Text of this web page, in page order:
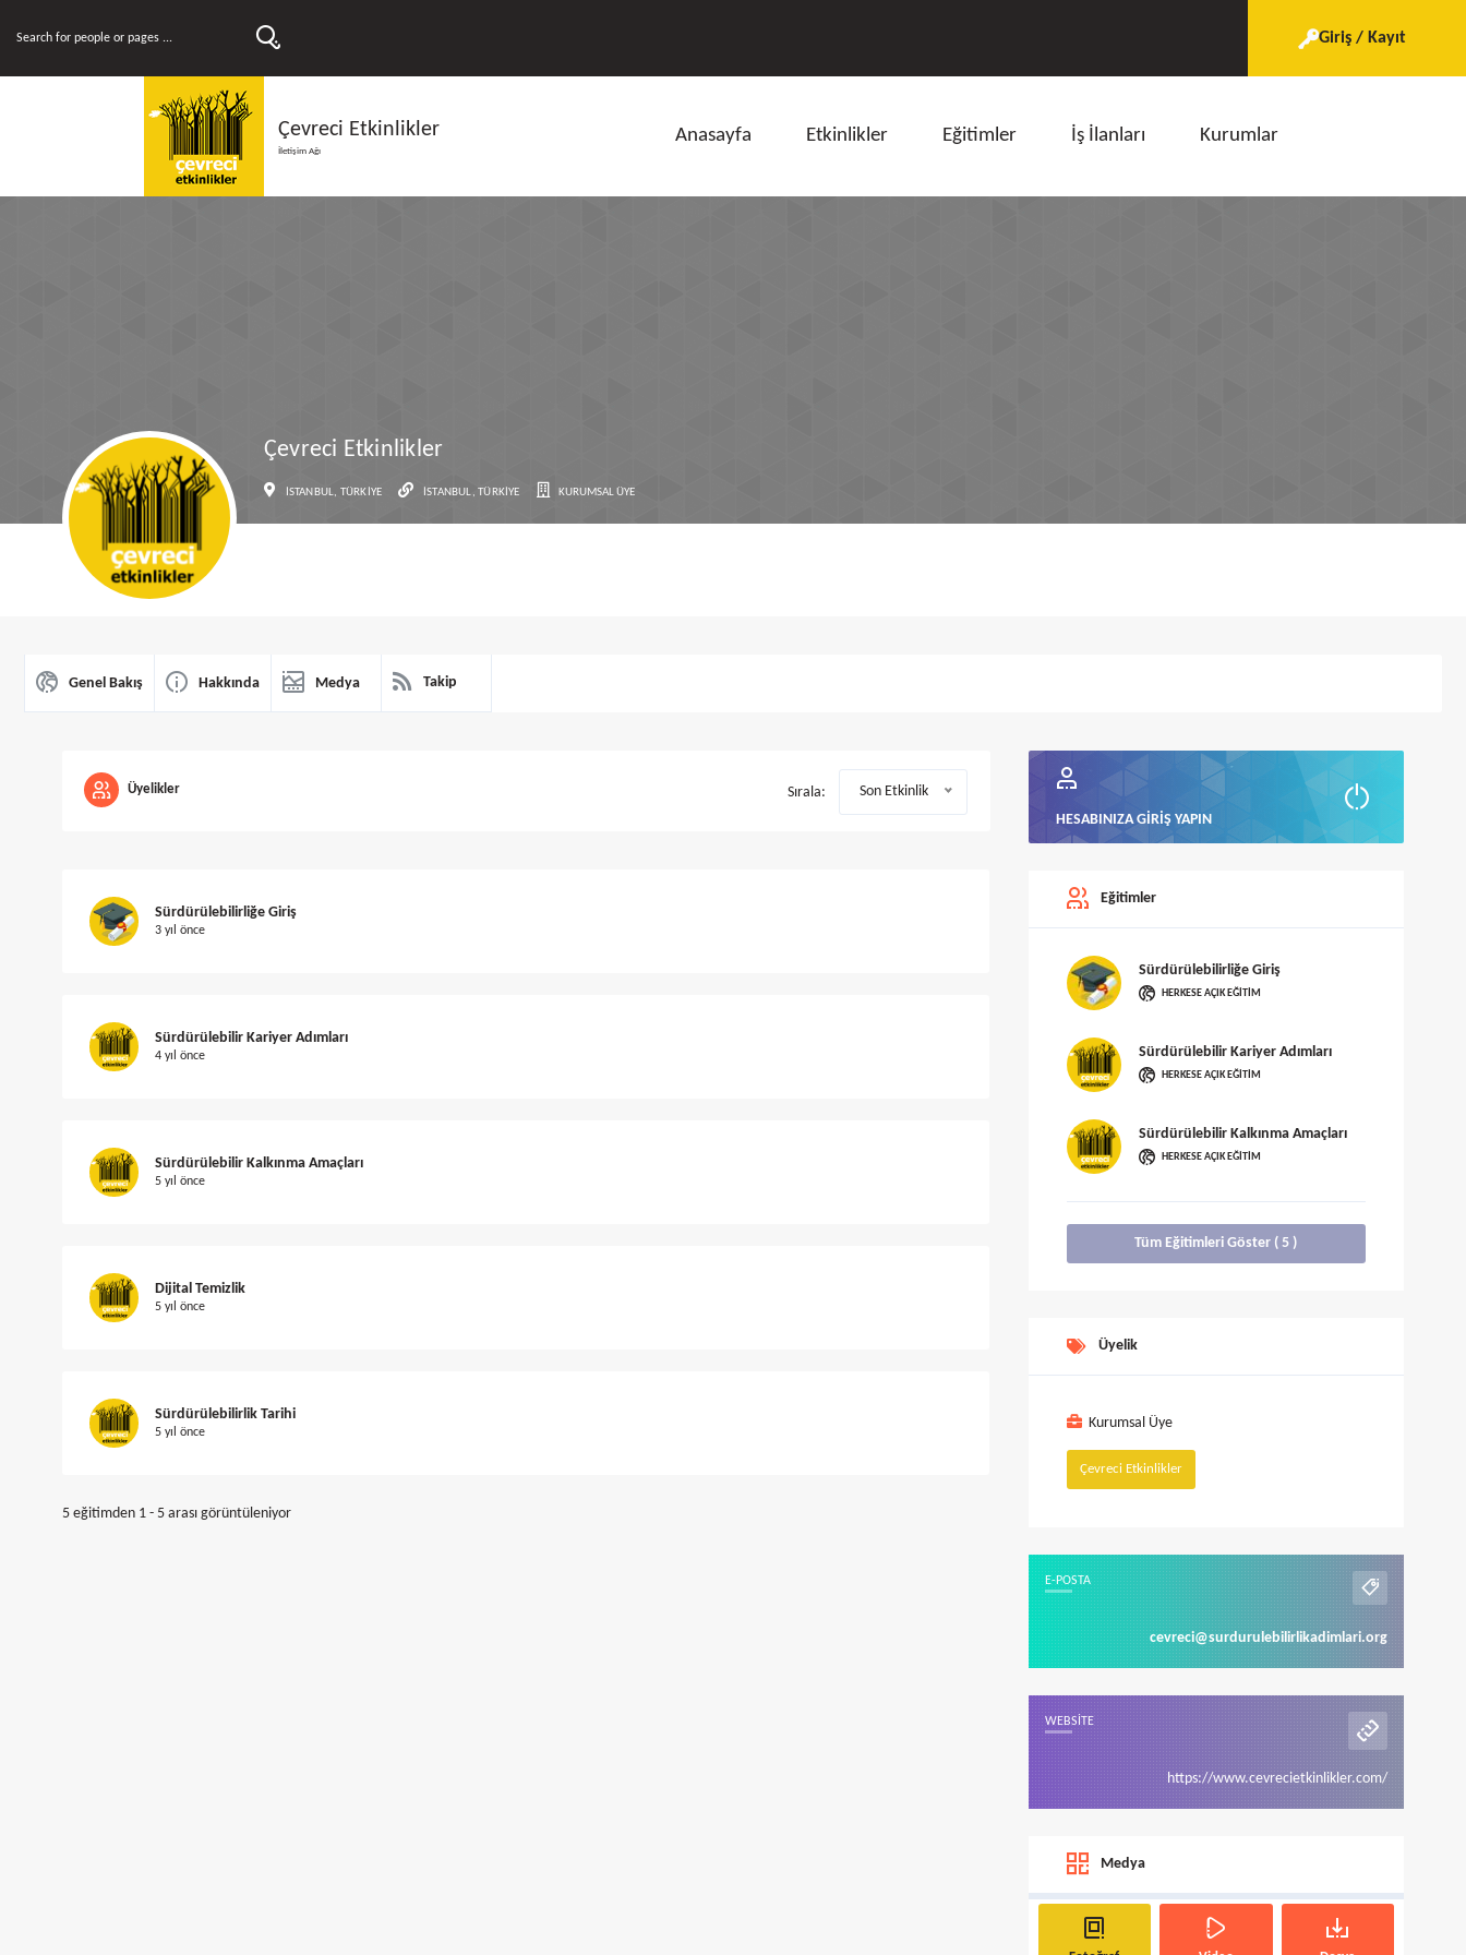
Giriş / Kayıt
Çevreci Etkinlikler
İletişim Ağı
Anasayfa Etkinlikler Eğitimler İş İlanları Kurumlar
Çevreci Etkinlikler
İSTANBUL, TÜRKIYE İSTANBUL, TÜRKIYE KURUMSAL ÜYE
Genel Bakış Hakkında Medya Takip
Üyelikler Sırala: Son Etkinlik
Sürdürülebilirliğe Giriş
3 yıl önce
Sürdürülebilir Kariyer Adımları
4 yıl önce
Sürdürülebilir Kalkınma Amaçları
5 yıl önce
Dijital Temizlik
5 yıl önce
Sürdürülebilirlik Tarihi
5 yıl önce
5 eğitimden 1 - 5 arası görüntüleniyor
HESABINIZA GIRIŞ YAPIN
Eğitimler
Sürdürülebilirliğe Giriş
HERKESE AÇIK EĞITIM
Sürdürülebilir Kariyer Adımları
HERKESE AÇIK EĞITIM
Sürdürülebilir Kalkınma Amaçları
HERKESE AÇIK EĞITIM
Tüm Eğitimleri Göster ( 5 )
Üyelik
Kurumsal Üye
Çevreci Etkinlikler
E-POSTA
cevreci@surdurulebilirlikadimlari.org
WEBSITE
https://www.cevrecietkinlikler.com/
Medya